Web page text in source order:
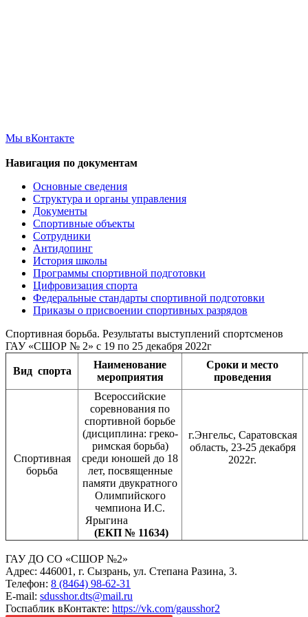
Мы вКонтакте
Навигация по документам
Основные сведения
Структура и органы управления
Документы
Спортивные объекты
Сотрудники
Антидопинг
История школы
Программы спортивной подготовки
Цифровизация спорта
Федеральные стандарты спортивной подготовки
Приказы о присвоении спортивных разрядов
Спортивная борьба. Результаты выступлений спортсменов
ГАУ «СШОР № 2» с 19 по 25 декабря 2022г
Вид спорта
Наименование
мероприятия
Сроки и место
проведения
Спортивная
борьба
Всероссийские
соревнования по
спортивной борьбе
(дисциплина: греко-
римская борьба)
среди юношей до 18
лет, посвященные
памяти двукратного
Олимпийского
чемпиона И.С.
Ярыгина
(ЕКП № 11634)
г.Энгельс, Саратовская
область, 23-25 декабря
2022г.
ГАУ ДО СО «СШОР №2»
Адрес: 446001, г. Сызрань, ул. Степана Разина, 3.
Телефон: 8 (8464) 98-62-31
E-mail: sdusshor.dts@mail.ru
Госпаблик вКонтакте: https://vk.com/gausshor2